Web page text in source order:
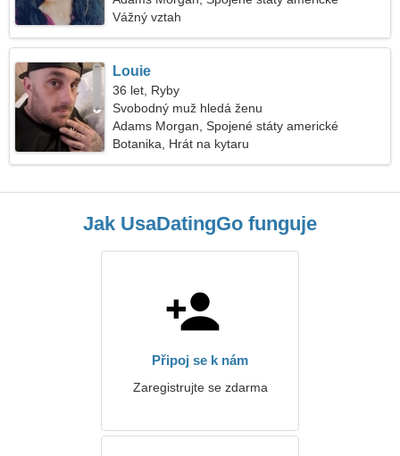
Vážný vztah
Louie
36 let, Ryby
Svobodný muž hledá ženu
Adams Morgan, Spojené státy americké
Botanika, Hrát na kytaru
Jak UsaDatingGo funguje
Připoj se k nám
Zaregistrujte se zdarma